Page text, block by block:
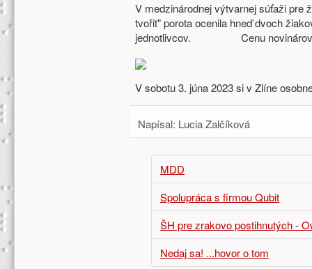
V medzinárodnej výtvarnej súťaži pre
tvořit" porota ocenila hneď dvoch
jednotlivcov. Cenu novinárov
V sobotu 3. júna 2023 si v Zlíne
Napísal: Lucia Zalčíková
MDD
Spolupráca s firmou Qubit
ŠH pre zrakovo postihnutých -
Nedaj sa! ...hovor o tom